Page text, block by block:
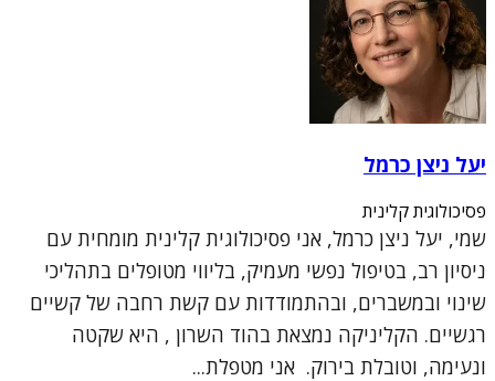
יעל ניצן כרמל
פסיכולוגית קלינית
שמי, יעל ניצן כרמל, אני פסיכולוגית קלינית מומחית עם
ניסיון רב, בטיפול נפשי מעמיק, בליווי מטופלים בתהליכי
שינוי ובמשברים, ובהתמודדות עם קשת רחבה של קשיים
רגשיים. הקליניקה נמצאת בהוד השרון , היא שקטה
ונעימה, וטובלת בירוק. אני מטפלת...